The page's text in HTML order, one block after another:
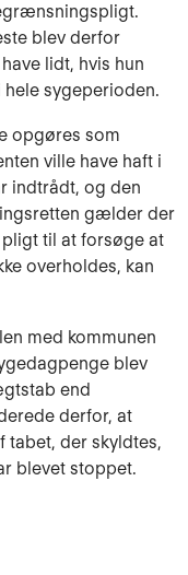
blev derfor
lidt, hvis hun
sygeperioden.
opgøres som
ville have haft i
indtrådt, og den
gælder der
til at forsøge at
overholdes, kan
med kommunen
blev
end
derfor, at
tabet, der skyldtes,
blevet stoppet.